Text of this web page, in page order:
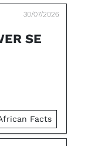
30/07/2026
SE
Facts